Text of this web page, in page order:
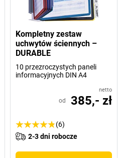
Kompletny zestaw
uchwytów ściennych –
DURABLE
10 przezroczystych paneli
informacyjnych DIN A4
netto
od 385,- zł
(6)
2-3 dni robocze